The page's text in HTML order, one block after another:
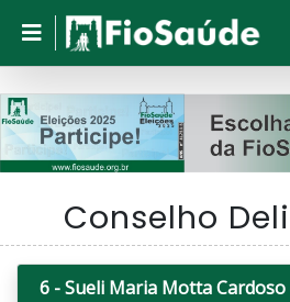
Conselho
6 - Sueli Maria Motta Cardoso